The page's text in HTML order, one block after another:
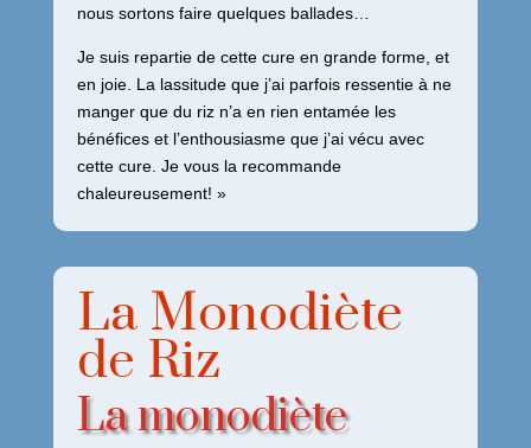
nous sortons faire quelques ballades…
Je suis repartie de cette cure en grande forme, et
en joie. La lassitude que j’ai parfois ressentie à ne
manger que du riz n’a en rien entamée les
bénéfices et l’enthousiasme que j’ai vécu avec
cette cure. Je vous la recommande
chaleureusement! »
La Monodiète
de Riz
La monodiète